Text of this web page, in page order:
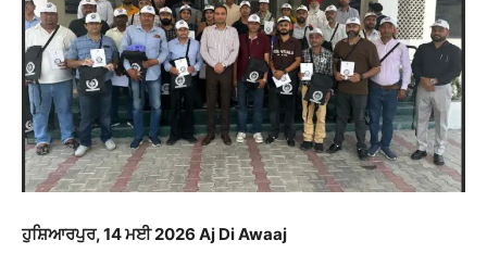
ਹੁਸ਼ਿਆਰਪੁਰ, 14 ਮਈ 2026 Aj Di Awaaj